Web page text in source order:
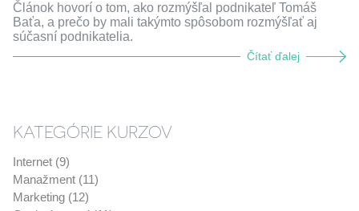
Článok hovorí o tom, ako rozmýšľal podnikateľ Tomáš
Baťa, a prečo by mali takýmto spôsobom rozmýšľať aj
súčasní podnikatelia.
Čítať ďalej
KATEGÓRIE KURZOV
Internet (9)
Manažment (11)
Marketing (12)